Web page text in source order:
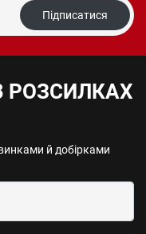
Підписатися
РОЗСИЛКАХ
й добірками